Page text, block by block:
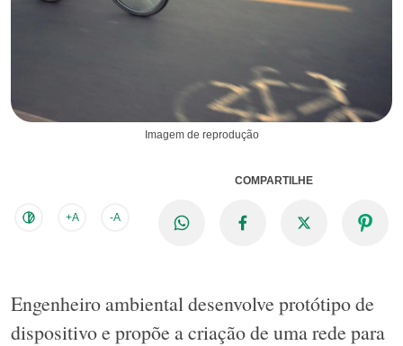
Imagem de reprodução
+A -A
COMPARTILHE
Engenheiro ambiental desenvolve protótipo de
dispositivo e propõe a criação de uma rede para